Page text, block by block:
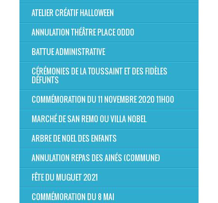
ATELIER CRÉATIF HALLOWEEN
ANNULATION THÉÂTRE PLACE ODDO
BATTUE ADMINISTRATIVE
CÉRÉMONIES DE LA TOUSSAINT ET DES FIDÈLES
DÉFUNTS
COMMÉMORATION DU 11 NOVEMBRE 2020 11H00
MARCHÉ DE SAN REMO OU VILLA NOBEL
ARBRE DE NOEL DES ENFANTS
ANNULATION REPAS DES AINÉS (COMMUNE)
FÊTE DU MUGUET 2021
COMMÉMORATION DU 8 MAI